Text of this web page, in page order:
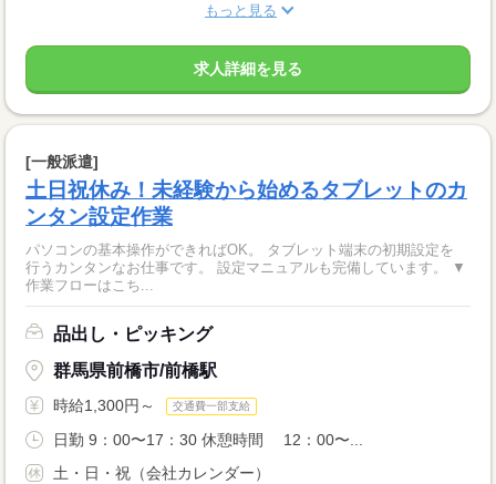
もっと見る
求人詳細を見る
[一般派遣]
土日祝休み！未経験から始めるタブレットのカ
ンタン設定作業
パソコンの基本操作ができればOK。 タブレット端末の初期設定を
行うカンタンなお仕事です。 設定マニュアルも完備しています。 ▼
作業フローはこち...
品出し・ピッキング
群馬県前橋市/前橋駅
時給1,300円～ 交通費一部支給
日勤 9：00〜17：30 休憩時間 12：00〜...
土・日・祝（会社カレンダー）